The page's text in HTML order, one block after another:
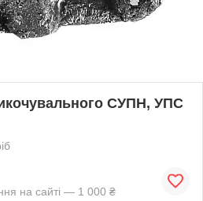
СУПН, УПС
на сайті — 1 000 ₴